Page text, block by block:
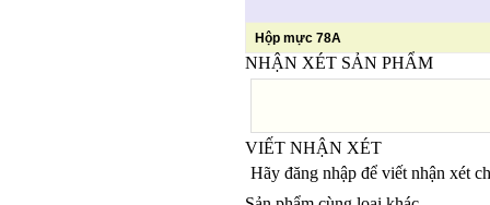
Hộp mực 78A
NHẬN XÉT SẢN PHẨM
VIẾT NHẬN XÉT
Hãy đăng nhập để viết nhận xét